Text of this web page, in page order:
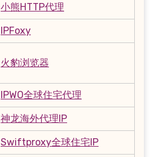
小熊HTTP代理
IPFoxy
火豹浏览器
IPWO全球住宅代理
神龙海外代理IP
Swiftproxy全球住宅IP